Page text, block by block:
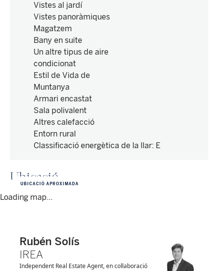
Vistes al jardí
Vistes panoràmiques
Magatzem
Bany en suite
Un altre tipus de aire
condicionat
Estil de Vida de
Muntanya
Armari encastat
Sala polivalent
Altres calefacció
Entorn rural
Classificació energètica de la llar: E
Ubicació
Loading map...
UBICACIÓ APROXIMADA
Rubén Solís
IREA
Independent Real Estate Agent, en col·laboració